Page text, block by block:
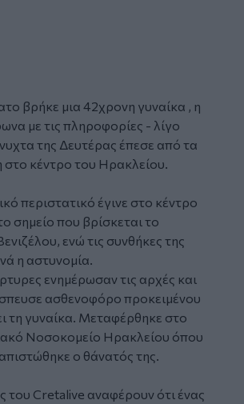
βρήκε μια 42χρονη γυναίκα , η
με τις πληροφορίες - λίγο
της Δευτέρας έπεσε από τα
στο κέντρο του Ηρακλείου.
περιστατικό έγινε στο κέντρο
σημείο που βρίσκεται το
ενώ τις συνθήκες της
η αστυνομία.
ενημέρωσαν τις αρχές και
ασθενοφόρο προκειμένου
τη γυναίκα. Μεταφέρθηκε στο
Νοσοκομείο Ηρακλείου όπου
ο θάνατός της.
του Cretalive αναφέρουν ότι ένας